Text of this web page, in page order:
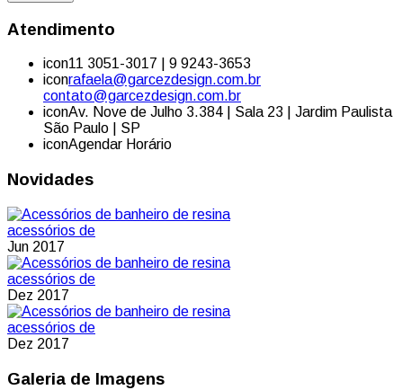
Atendimento
icon11 3051-3017 | 9 9243-3653
iconrafaela@garcezdesign.com.br
contato@garcezdesign.com.br
iconAv. Nove de Julho 3.384 | Sala 23 | Jardim Paulista
São Paulo | SP
iconAgendar Horário
Novidades
acessórios de
Jun 2017
acessórios de
Dez 2017
acessórios de
Dez 2017
Galeria de Imagens